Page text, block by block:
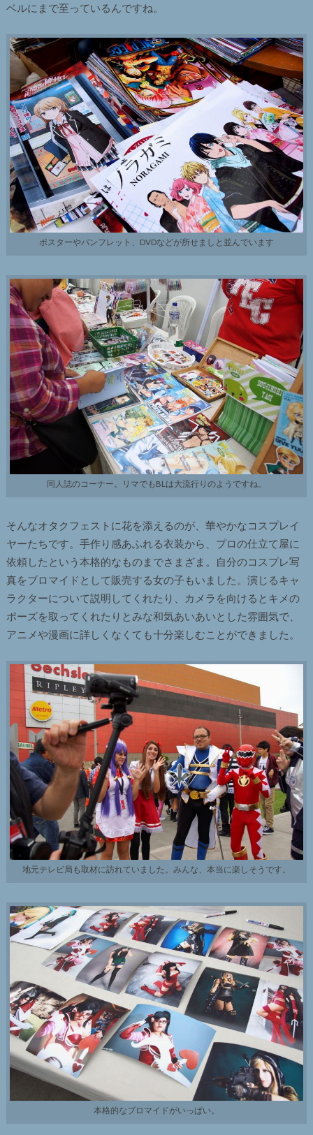
ベルにまで至っているんですね。
ポスターやパンフレット、DVDなどが所せましと並んでいます
同人誌のコーナー。リマでもBLは大流行りのようですね。
そんなオタクフェストに花を添えるのが、華やかなコスプレイ
ヤーたちです。手作り感あふれる衣装から、プロの仕立て屋に
依頼したという本格的なものまでさまざま。自分のコスプレ写
真をブロマイドとして販売する女の子もいました。演じるキャ
ラクターについて説明してくれたり、カメラを向けるとキメの
ポーズを取ってくれたりとみな和気あいあいとした雰囲気で、
アニメや漫画に詳しくなくても十分楽しむことができました。
地元テレビ局も取材に訪れていました。みんな、本当に楽しそうです。
本格的なブロマイドがいっぱい。